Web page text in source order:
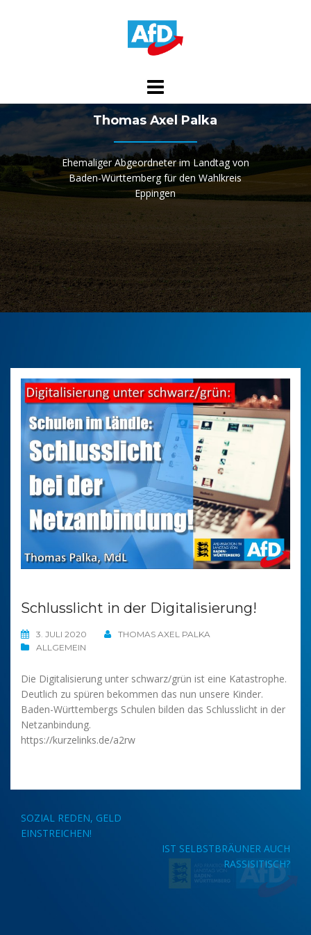
Thomas Axel Palka
Ehemaliger Abgeordneter im Landtag von
Baden-Württemberg für den Wahlkreis
Eppingen
Schlusslicht in der Digitalisierung!
3. JULI 2020
THOMAS AXEL PALKA
ALLGEMEIN
Die Digitalisierung unter schwarz/grün ist eine Katastrophe.
Deutlich zu spüren bekommen das nun unsere Kinder.
Baden-Württembergs Schulen bilden das Schlusslicht in der
Netzanbindung.
https://kurzelinks.de/a2rw
Beitragsnavigation
SOZIAL REDEN, GELD
EINSTREICHEN!
IST SELBSTBRÄUNER AUCH
RASSISITISCH?